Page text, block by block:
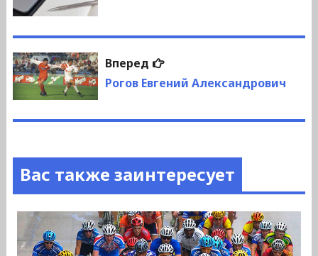
записям
Вперед
Следующая
запись:
Рогов Евгений Александрович
Вас также заинтересует